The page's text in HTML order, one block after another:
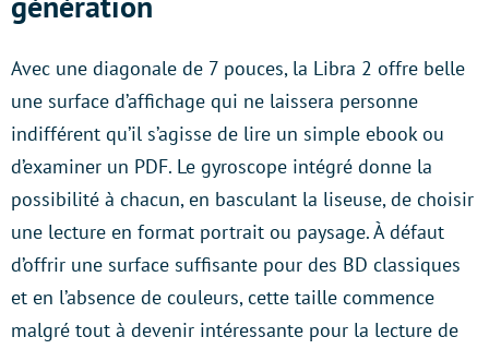
Avec une diagonale de 7 pouces, la Libra 2 offre belle
une surface d’affichage qui ne laissera personne
indifférent qu’il s’agisse de lire un simple ebook ou
d’examiner un PDF. Le gyroscope intégré donne la
possibilité à chacun, en basculant la liseuse, de choisir
une lecture en format portrait ou paysage. À défaut
d’offrir une surface suffisante pour des BD classiques
et en l’absence de couleurs, cette taille commence
malgré tout à devenir intéressante pour la lecture de